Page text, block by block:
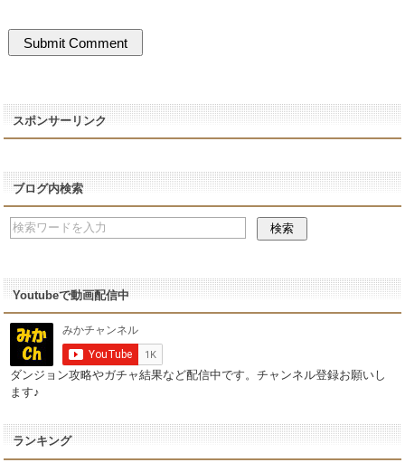
スポンサーリンク
ブログ内検索
Youtubeで動画配信中
ダンジョン攻略やガチャ結果など配信中です。チャンネル登録お願いし
ます♪
ランキング